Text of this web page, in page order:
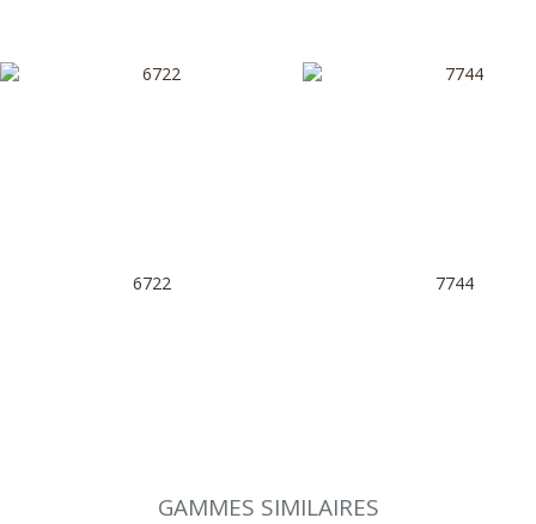
6722 7744
GAMMES SIMILAIRES